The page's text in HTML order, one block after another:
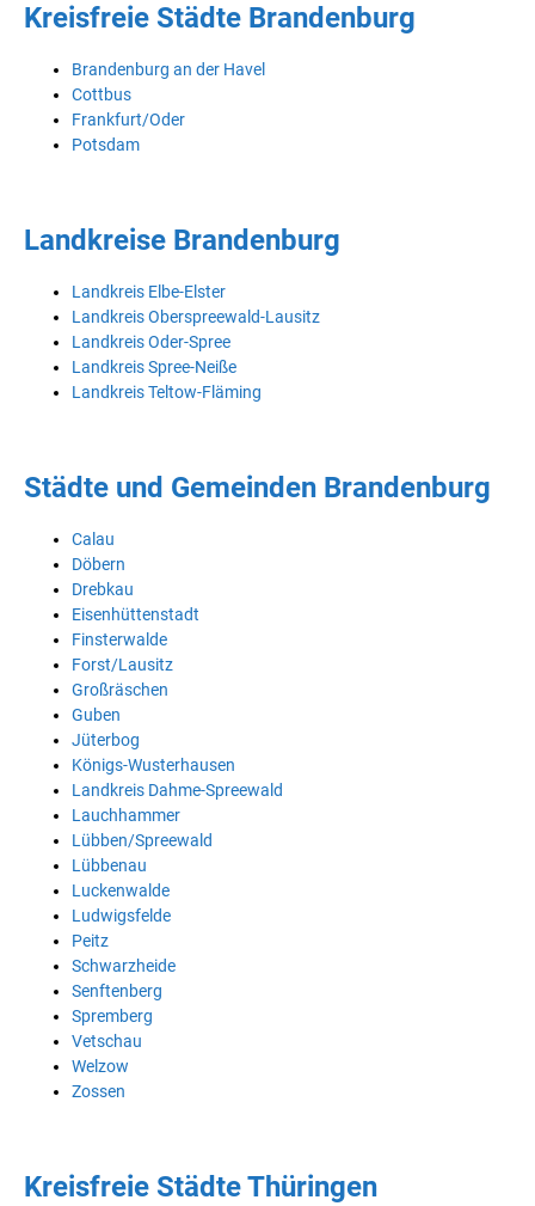
Kreisfreie Städte Brandenburg
Brandenburg an der Havel
Cottbus
Frankfurt/Oder
Potsdam
Landkreise Brandenburg
Landkreis Elbe-Elster
Landkreis Oberspreewald-Lausitz
Landkreis Oder-Spree
Landkreis Spree-Neiße
Landkreis Teltow-Fläming
Städte und Gemeinden Brandenburg
Calau
Döbern
Drebkau
Eisenhüttenstadt
Finsterwalde
Forst/Lausitz
Großräschen
Guben
Jüterbog
Königs-Wusterhausen
Landkreis Dahme-Spreewald
Lauchhammer
Lübben/Spreewald
Lübbenau
Luckenwalde
Ludwigsfelde
Peitz
Schwarzheide
Senftenberg
Spremberg
Vetschau
Welzow
Zossen
Kreisfreie Städte Thüringen